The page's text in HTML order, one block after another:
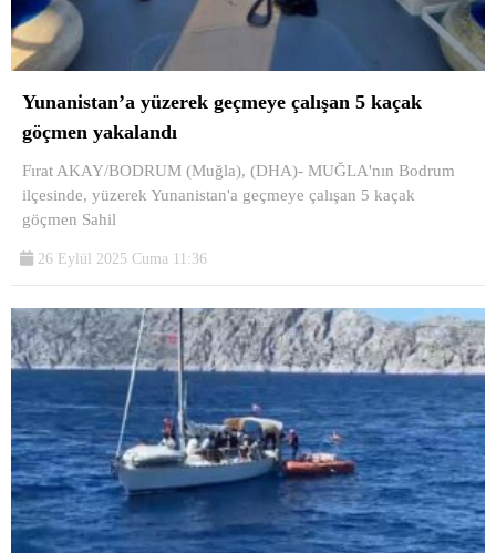
Yunanistan’a yüzerek geçmeye çalışan 5 kaçak
göçmen yakalandı
Fırat AKAY/BODRUM (Muğla), (DHA)- MUĞLA'nın Bodrum
ilçesinde, yüzerek Yunanistan'a geçmeye çalışan 5 kaçak
göçmen Sahil
26 Eylül 2025 Cuma 11:36